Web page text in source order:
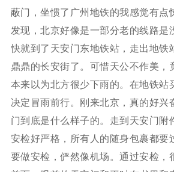
蔽门，坐惯了广州地铁的我感觉有点
发现，北京好像是一部分老的线路是
快就到了天安门东地铁站，走出地铁
鼎鼎的长安街了。可惜天公不作美，
本来以为北方很少下雨的。在地铁站
决定冒雨前行。刚来北京，真的好兴
门到底是什么样子的。走到天安门附
安检好严格，所有人的随身包裹都要
要做安检，俨然像机场。通过安检，